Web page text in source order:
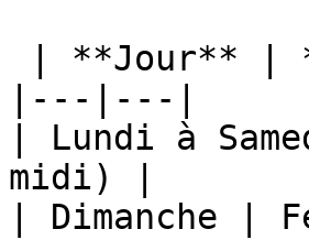
|---|---|
| Lundi à
midi) |
| Dimanche |